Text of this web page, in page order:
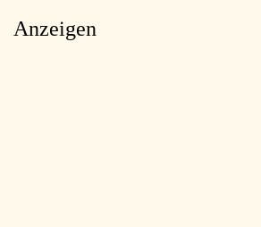
Anzeigen